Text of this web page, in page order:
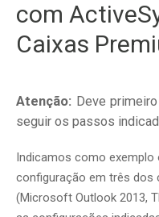
com
Caixas
Atenção: Deve
seguir os passos
Indicamos como
configuração em três dos
(Microsoft Outlook 2013,